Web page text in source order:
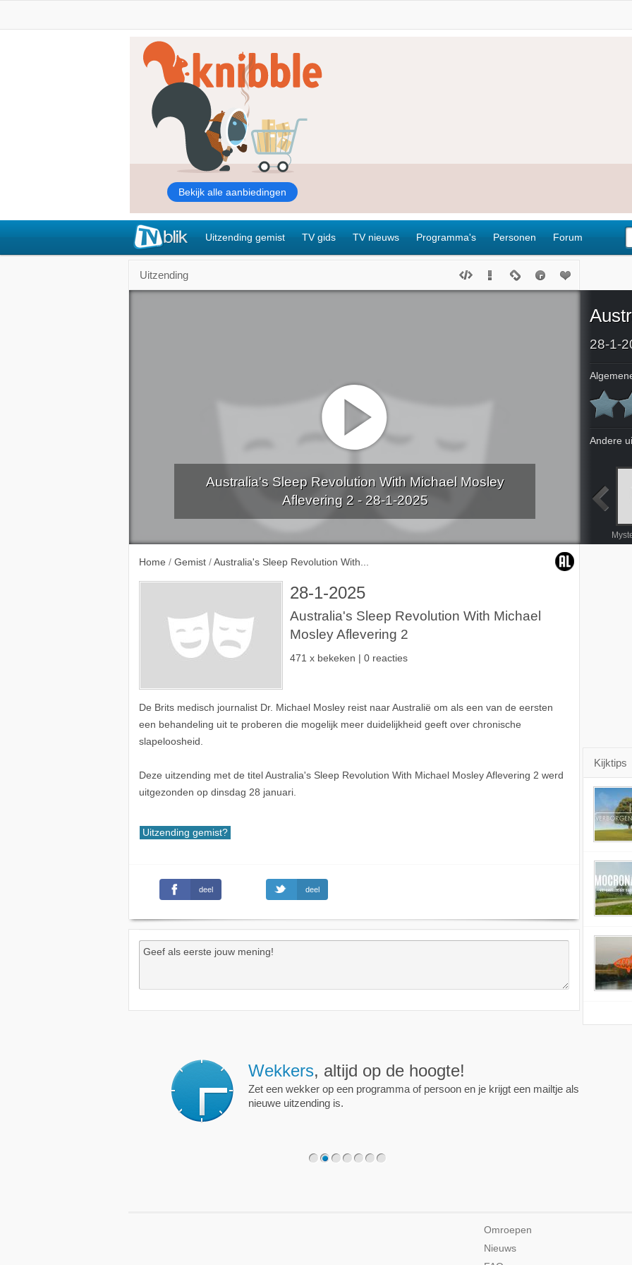
Uitzending gemist TV gids TV nieuws Programma's Personen Forum
Uitzending
Australia's Sleep Revolution With Michael Mosley
Aflevering 2 - 28-1-2025
Home / Gemist / Australia's Sleep Revolution With...
28-1-2025
Australia's Sleep Revolution With Michael
Mosley Aflevering 2
471 x bekeken | 0 reacties
De Brits medisch journalist Dr. Michael Mosley reist naar Australië om als een van de eersten
een behandeling uit te proberen die mogelijk meer duidelijkheid geeft over chronische
slapeloosheid.
Deze uitzending met de titel Australia's Sleep Revolution With Michael Mosley Aflevering 2 werd
uitgezonden op dinsdag 28 januari.
Uitzending gemist?
deel deel
28-1-
Andere
Kijktips
Wekkers, altijd op de hoogte!
Zet een wekker op een programma of persoon en je krijgt een mailtje als er een
nieuwe uitzending is.
Omroepen
Nieuws